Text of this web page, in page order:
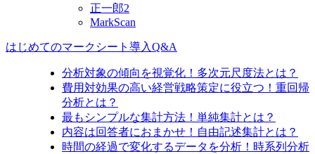
正一郎2
MarkScan
はじめてのマークシート導入Q&A
分析対象の傾向を視覚化！多次元尺度法とは？
費用対効果の高い経営戦略策定に役立つ！重回帰
分析とは？
最もシンプルな集計方法！単純集計とは？
内容は回答者におまかせ！自由記述集計とは？
時間の経過で変化するデータを分析！時系列分析